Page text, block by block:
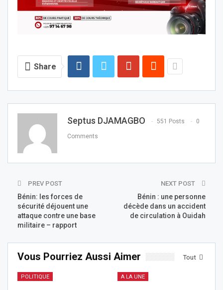
Share
Septus DJAMAGBO 551 Posts 0
Comments
PREV POST
Bénin: les forces de
sécurité déjouent une
attaque contre une base
militaire – rapport
NEXT POST
Bénin : une personne
décède dans un accident
de circulation à Ouidah
Tout
Vous Pourriez Aussi Aimer
POLITIQUE A LA UNE